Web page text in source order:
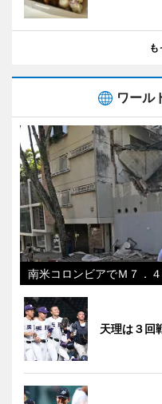
も
ワール
南米コロンビアでＭ７．
天理は３